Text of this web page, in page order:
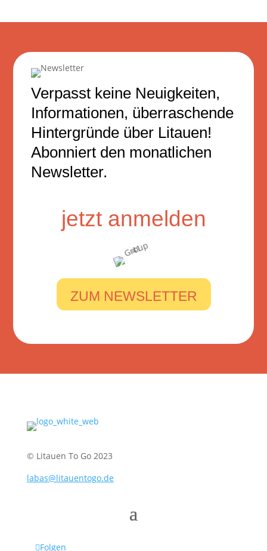
Verpasst keine Neuigkeiten,
Informationen, überraschende
Hintergründe über Litauen!
Abonniert den monatlichen
Newsletter.
jetzt anmelden
ZUM NEWSLETTER
© Litauen To Go 2023
labas@litauentogo.de
Folgen